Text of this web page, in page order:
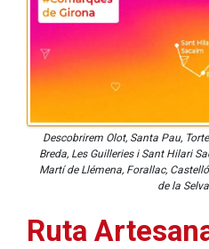
Descobrirem Olot, Santa Pau,
Breda, Les Guilleries i Sant Hilari
Martí de Llémena, Forallac,
de la
Ruta